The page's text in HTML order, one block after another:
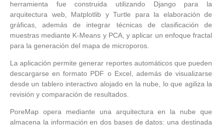
herramienta fue construida utilizando Django para la
arquitectura web, Matplotlib y Turtle para la elaboración de
gráficas, además de integrar técnicas de clasificación de
muestras mediante K-Means y PCA, y aplicar un enfoque fractal
para la generación del mapa de microporos.
La aplicación permite generar reportes automáticos que pueden
descargarse en formato PDF o Excel, además de visualizarse
desde un tablero interactivo alojado en la nube, lo que agiliza la
revisión y comparación de resultados.
PoreMap opera mediante una arquitectura en la nube que
almacena la información en dos bases de datos: una destinada